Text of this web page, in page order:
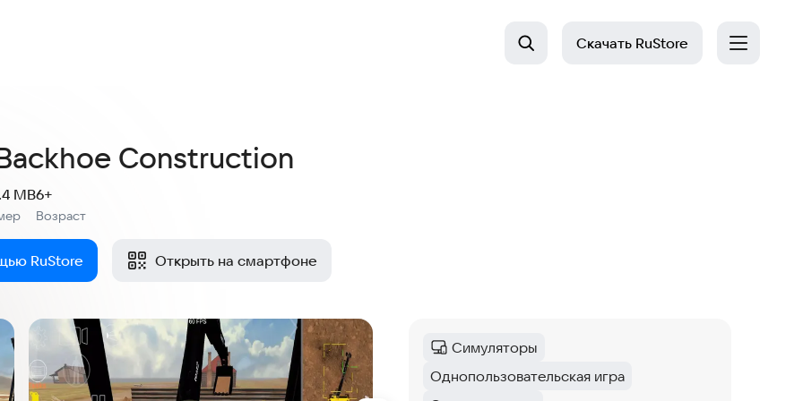
Скачать RuStore
Construction
MB
Возраст
6+
RuStore Открыть на смартфоне
Категория:
Симуляторы
Тег:
Однопользовательская игра